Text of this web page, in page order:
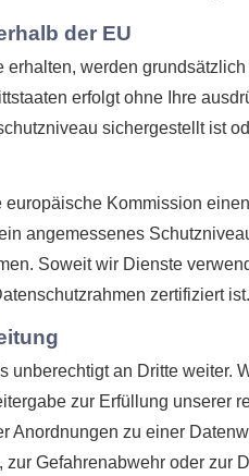
der EU
werden
erfolgt ohne Ihre
sichergestellt ist
Kommission
angemessenes
Soweit wir Dienste
zertifiziert ist.
an Dritte
zur Erfüllung unserer
Anordnungen zu einer
Gefahrenabwehr oder zur